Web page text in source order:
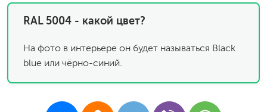
RAL 5004 - какой цвет?
На фото в интерьере он будет называться Black
blue или чёрно-синий.